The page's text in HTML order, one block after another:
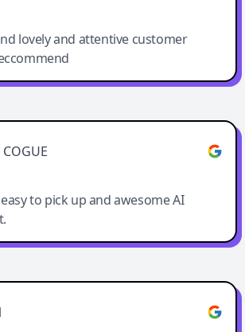
lovely and attentive customer
AI tool
to pick up and awesome AI